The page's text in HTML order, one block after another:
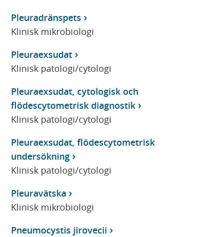
Pleuradränspets
Klinisk mikrobiologi
Pleuraexsudat
Klinisk patologi/cytologi
Pleuraexsudat, cytologisk och
flödescytometrisk diagnostik
Klinisk patologi/cytologi
Pleuraexsudat, flödescytometrisk
undersökning
Klinisk patologi/cytologi
Pleuravätska
Klinisk mikrobiologi
Pneumocystis jirovecii